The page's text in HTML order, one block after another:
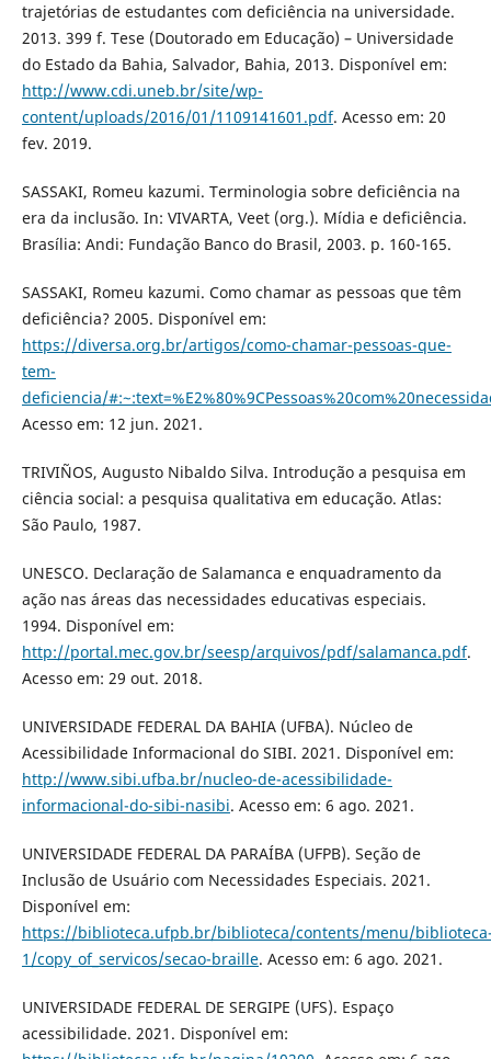
trajetórias de estudantes com deficiência na universidade.
2013. 399 f. Tese (Doutorado em Educação) – Universidade
do Estado da Bahia, Salvador, Bahia, 2013. Disponível em:
http://www.cdi.uneb.br/site/wp-
content/uploads/2016/01/1109141601.pdf. Acesso em: 20
fev. 2019.
SASSAKI, Romeu kazumi. Terminologia sobre deficiência na
era da inclusão. In: VIVARTA, Veet (org.). Mídia e deficiência.
Brasília: Andi: Fundação Banco do Brasil, 2003. p. 160-165.
SASSAKI, Romeu kazumi. Como chamar as pessoas que têm
deficiência? 2005. Disponível em:
https://diversa.org.br/artigos/como-chamar-pessoas-que-
tem-
deficiencia/
Acesso em: 12 jun. 2021.
TRIVIÑOS, Augusto Nibaldo Silva. Introdução a pesquisa em
ciência social: a pesquisa qualitativa em educação. Atlas:
São Paulo, 1987.
UNESCO. Declaração de Salamanca e enquadramento da
ação nas áreas das necessidades educativas especiais.
1994. Disponível em:
http://portal.mec.gov.br/seesp/arquivos/pdf/salamanca.pdf.
Acesso em: 29 out. 2018.
UNIVERSIDADE FEDERAL DA BAHIA (UFBA). Núcleo de
Acessibilidade Informacional do SIBI. 2021. Disponível em:
http://www.sibi.ufba.br/nucleo-de-acessibilidade-
informacional-do-sibi-nasibi. Acesso em: 6 ago. 2021.
UNIVERSIDADE FEDERAL DA PARAÍBA (UFPB). Seção de
Inclusão de Usuário com Necessidades Especiais. 2021.
Disponível em:
https://biblioteca.ufpb.br/biblioteca/contents/menu/
1/copy_of_servicos/secao-braille. Acesso em: 6 ago. 2021.
UNIVERSIDADE FEDERAL DE SERGIPE (UFS). Espaço
acessibilidade. 2021. Disponível em: